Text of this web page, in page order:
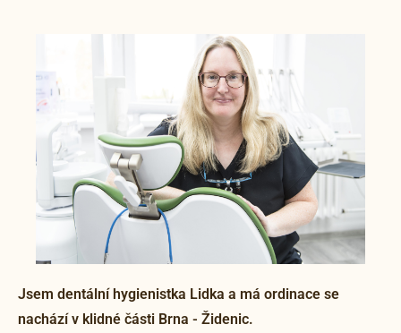
Jsem dentální hygienistka Lidka a má ordinace se
nachází v klidné části Brna - Židenic.